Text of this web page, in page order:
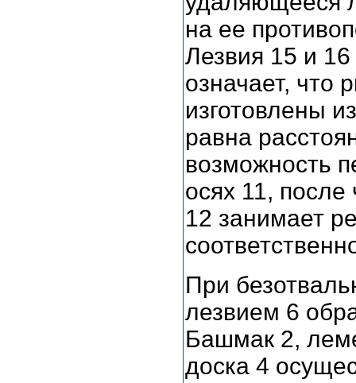
на ее
Лезвия 15 и
означает, что
изготовлены
равна
возможность
осях 11,
12 занимает
При
лезвием 6
Башмак 2,
доска 4